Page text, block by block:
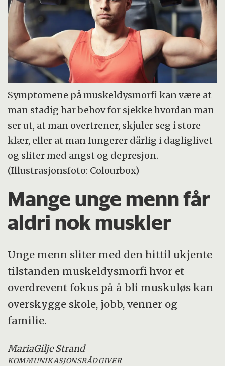
Symptomene på muskeldysmorfi kan være at
man stadig har behov for sjekke hvordan man
ser ut, at man overtrener, skjuler seg i store
klær, eller at man fungerer dårlig i dagliglivet
og sliter med angst og depresjon.
(Illustrasjonsfoto: Colourbox)
Mange unge menn får
aldri nok muskler
Unge menn sliter med den hittil ukjente
tilstanden muskeldysmorfi hvor et
overdrevent fokus på å bli muskuløs kan
overskygge skole, jobb, venner og
familie.
MariaGilje Strand
KOMMUNIKASJONSRÅDGIVER